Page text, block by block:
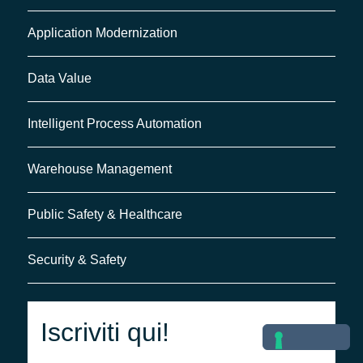
performance.
Application Modernization
Data Value
Intelligent Process Automation
Warehouse Management
Public Safety & Healthcare
Security & Safety
Iscriviti qui!